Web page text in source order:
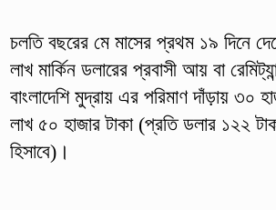
চলতি বছরের মে মাসের প্রথম ১৯ দিনে
লাখ মার্কিন ডলারের প্রবাসী আয় বা
বাংলাদেশি মুদ্রায় এর পরিমাণ দাঁড়ায় ৩০
লাখ ৫০ হাজার টাকা (প্রতি ডলার ১২২
হিসাবে)।